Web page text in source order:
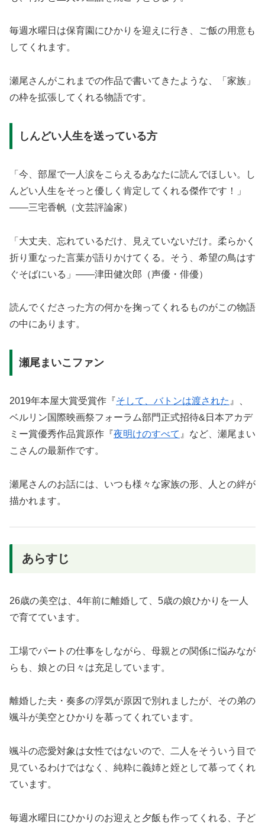
毎週水曜日は保育園にひかりを迎えに行き、ご飯の用意も
してくれます。
瀬尾さんがこれまでの作品で書いてきたような、「家族」
の枠を拡張してくれる物語です。
しんどい人生を送っている方
「今、部屋で一人涙をこらえるあなたに読んでほしい。し
んどい人生をそっと優しく肯定してくれる傑作です！」
――三宅香帆（文芸評論家）
「大丈夫、忘れているだけ、見えていないだけ。柔らかく
折り重なった言葉が語りかけてくる。そう、希望の鳥はす
ぐそばにいる」――津田健次郎（声優・俳優）
読んでくださった方の何かを掬ってくれるものがこの物語
の中にあります。
瀬尾まいこファン
2019年本屋大賞受賞作『そして、バトンは渡された 』、
ベルリン国際映画祭フォーラム部門正式招待&日本アカデ
ミー賞優秀作品賞原作『夜明けのすべて 』など、瀬尾まい
こさんの最新作です。
瀬尾さんのお話には、いつも様々な家族の形、人との絆が
描かれます。
あらすじ
26歳の美空は、4年前に離婚して、5歳の娘ひかりを一人
で育てています。
工場でパートの仕事をしながら、母親との関係に悩みなが
らも、娘との日々は充足しています。
離婚した夫・奏多の浮気が原因で別れましたが、その弟の
颯斗が美空とひかりを慕ってくれています。
颯斗の恋愛対象は女性ではないので、二人をそういう目で
見ているわけではなく、純粋に義姉と姪として慕ってくれ
ています。
毎週水曜日にひかりのお迎えと夕飯も作ってくれる、子ど